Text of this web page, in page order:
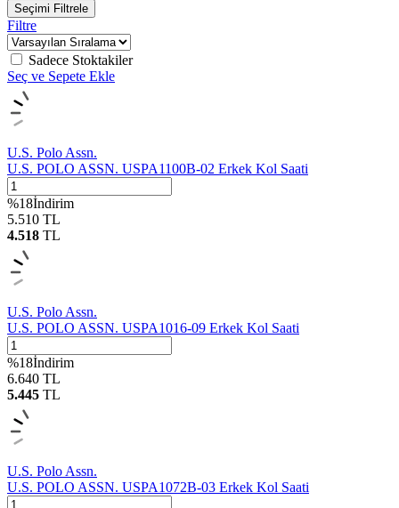
Seçimi Filtrele
Filtre
Sadece Stoktakiler
Seç ve Sepete Ekle
U.S. Polo Assn.
U.S. POLO ASSN. USPA1100B-02 Erkek Kol Saati
%18İndirim
5.510 TL
4.518 TL
U.S. Polo Assn.
U.S. POLO ASSN. USPA1016-09 Erkek Kol Saati
%18İndirim
6.640 TL
5.445 TL
U.S. Polo Assn.
U.S. POLO ASSN. USPA1072B-03 Erkek Kol Saati